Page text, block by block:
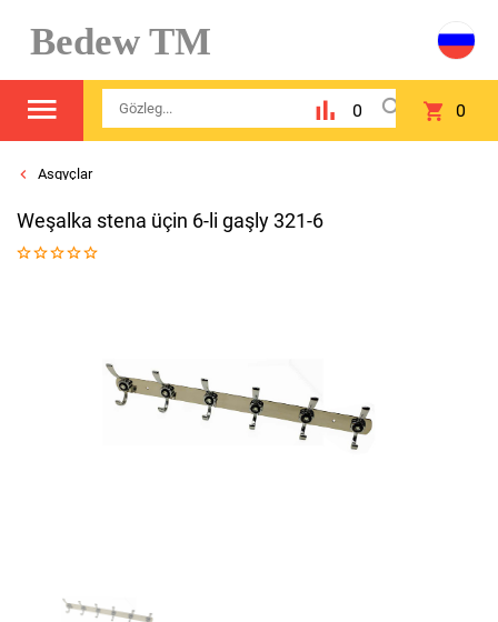
Bedew TM
0 0
Asgyçlar
Weşalka stena üçin 6-li gaşly 321-6